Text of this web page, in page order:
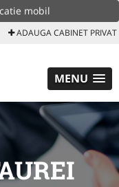
mobil
ADAUGA CABINET PRIVAT
MENU